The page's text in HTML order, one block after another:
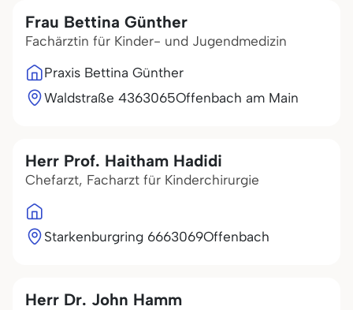
Frau Bettina Günther
Fachärztin für Kinder- und Jugendmedizin
Praxis Bettina Günther
Waldstraße 4363065Offenbach am Main
Herr Prof. Haitham Hadidi
Chefarzt, Facharzt für Kinderchirurgie
Starkenburgring 6663069Offenbach
Herr Dr. John Hamm